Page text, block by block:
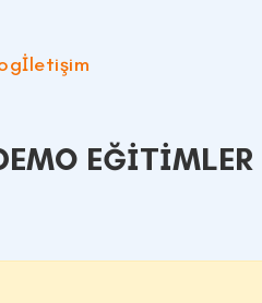
İletişim
EĞITIMLER